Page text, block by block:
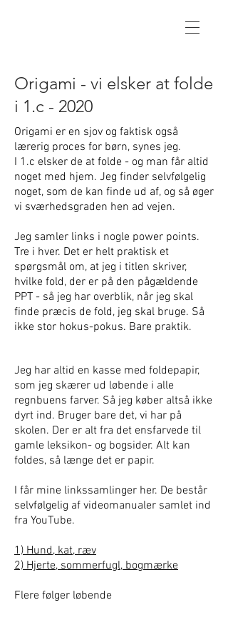
Origami - vi elsker at folde
i 1.c - 2020
Origami er en sjov og faktisk også
lærerig proces for børn, synes jeg.
I 1.c elsker de at folde - og man får altid
noget med hjem. Jeg finder selvfølgelig
noget, som de kan finde ud af, og så øger
vi sværhedsgraden hen ad vejen.
Jeg samler links i nogle power points.
Tre i hver. Det er helt praktisk et
spørgsmål om, at jeg i titlen skriver,
hvilke fold, der er på den pågældende
PPT - så jeg har overblik, når jeg skal
finde præcis de fold, jeg skal bruge. Så
ikke stor hokus-pokus. Bare praktik.
Jeg har altid en kasse med foldepapir,
som jeg skærer ud løbende i alle
regnbuens farver. Så jeg køber altså ikke
dyrt ind. Bruger bare det, vi har på
skolen. Der er alt fra det ensfarvede til
gamle leksikon- og bogsider. Alt kan
foldes, så længe det er papir.
I får mine linkssamlinger her. De består
selvfølgelig af videomanualer samlet ind
fra YouTube.
1) Hund, kat, ræv
2) Hjerte, sommerfugl, bogmærke
Flere følger løbende